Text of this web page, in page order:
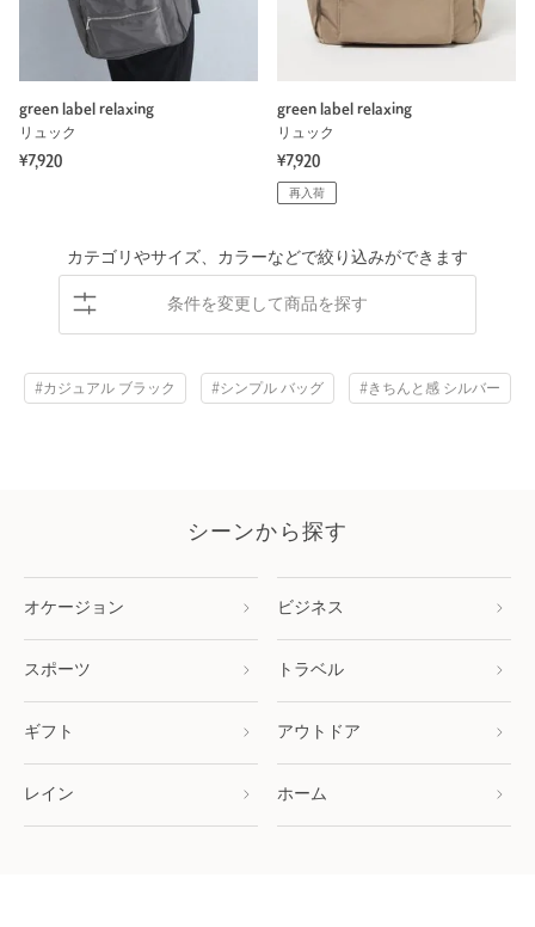
green label relaxing
リュック
¥7,920
green label relaxing
リュック
¥7,920
再入荷
カテゴリやサイズ、カラーなどで絞り込みができます
条件を変更して商品を探す
#カジュアル ブラック #シンプル バッグ #きちんと感 シルバー
シーンから探す
オケージョン ビジネス
スポーツ トラベル
ギフト アウトドア
レイン ホーム